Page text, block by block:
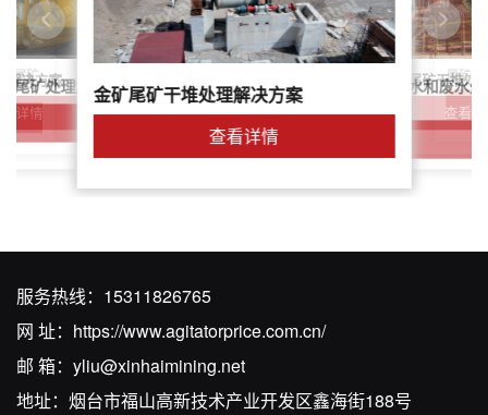
尾矿
解决方案
详情
尾矿处理解决方案简介金矿尾矿干堆处理解决方案
查看详情
鑫海尾矿处理系统：尾矿水和废水
解决方案
针对稀土尾矿干堆处
查看
尾矿干
服务热线： 15311826765
网 址： https://www.agitatorprice.com.cn/
邮 箱： yliu@xinhaimining.net
地址：烟台市福山高新技术产业开发区鑫海街188号